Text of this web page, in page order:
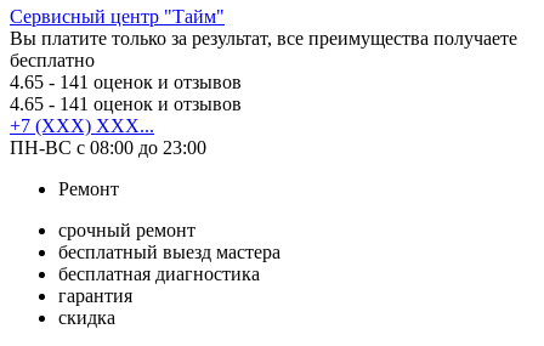
Сервисный центр "Тайм"
Вы платите только за результат, все преимущества получаете
бесплатно
4.65 - 141 оценок и отзывов
4.65 - 141 оценок и отзывов
+7 (XXX) XXX...
ПН-ВС с 08:00 до 23:00
Ремонт
срочный ремонт
бесплатный выезд мастера
бесплатная диагностика
гарантия
скидка